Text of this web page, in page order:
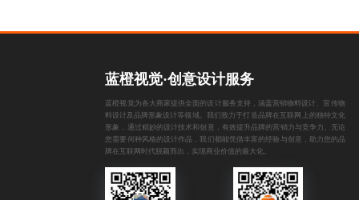
蓝橙视觉·创意设计服务
蓝橙视觉为各大商家提供全面的设计服务支持，涵盖营销物料设计 、宣传物
料设计 及品牌形象设计等领域。我们致力于打造品牌在互联网上的独特文化
形象，通过精妙的设计技术和创意，有效提升品牌的营销力与竞争力。无论
您需要何种风格的设计作品，我们都能凭借丰富的经验与创意，助力您的品
牌在互联网时代脱颖而出，实现商业价值的最大化。